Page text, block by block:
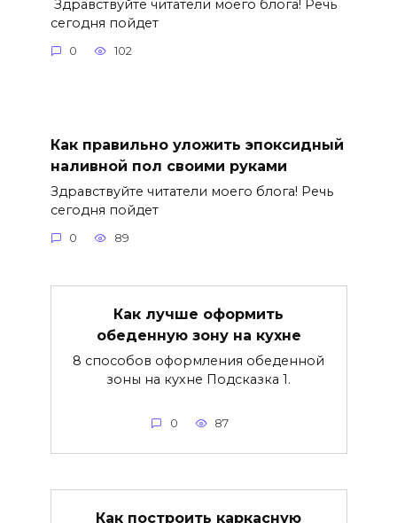
Здравствуйте читатели моего блога! Речь
сегодня пойдет
0 102
Как правильно уложить эпоксидный
наливной пол своими руками
Здравствуйте читатели моего блога! Речь
сегодня пойдет
0 89
Как лучше оформить
обеденную зону на кухне
8 способов оформления обеденной
зоны на кухне Подсказка 1.
0 87
Как построить каркасную